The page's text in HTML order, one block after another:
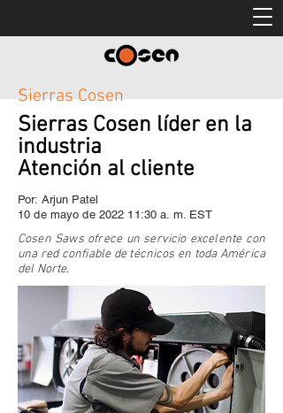
Sierras Cosen
Sierras Cosen líder en la
industria
Atención al cliente
Por: Arjun Patel
10 de mayo de 2022 11:30 a. m. EST
Cosen Saws ofrece un servicio excelente con
una red confiable de técnicos en toda América
del Norte.